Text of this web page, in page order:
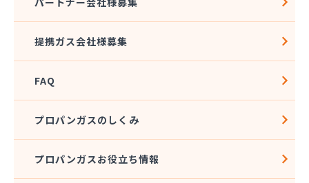
提携ガス会社様募集
FAQ
プロパンガスのしくみ
プロパンガスお役立ち情報